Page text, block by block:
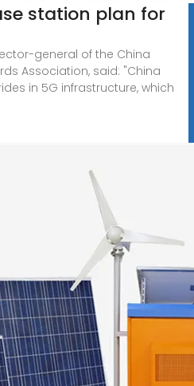
station plan for
general of the China
Association, said: "China
in 5G infrastructure, which